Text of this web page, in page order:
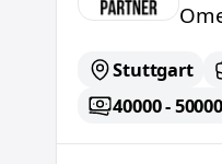
Stuttgart
40000 -